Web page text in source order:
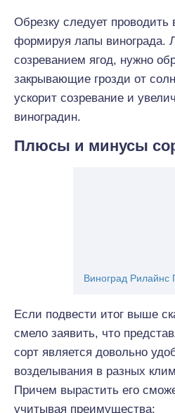
Обрезку следует проводить
формируя лапы винограда.
созреванием ягод, нужно
закрывающие грозди от
ускорит созревание и
виноградин.
Плюсы и минусы
Виноград Рилайнс
Если подвести итог выше
смело заявить, что
сорт является довольно
возделывания в разных
Причем вырастить его
учитывая преимущества: